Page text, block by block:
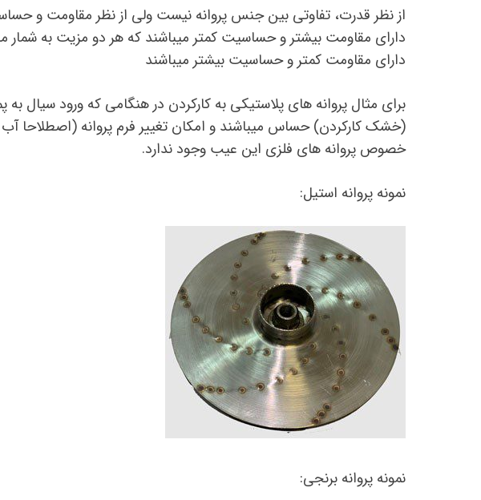
از نظر قدرت، تفاوتی بین جنس پروانه نیست ولی از نظر مقاومت و
دارای مقاومت بیشتر و حساسیت کمتر میباشند که هر دو مزیت به شمار
دارای مقاومت کمتر و حساسیت بیشتر میباشند
برای مثال پروانه های پلاستیکی به کارکردن در هنگامی که ورود سیال
(خشک کارکردن) حساس میباشند و امکان تغییر فرم پروانه (اصطلاحا آب
خصوص پروانه های فلزی این عیب وجود ندارد.
نمونه پروانه استیل:
نمونه پروانه برنجی: